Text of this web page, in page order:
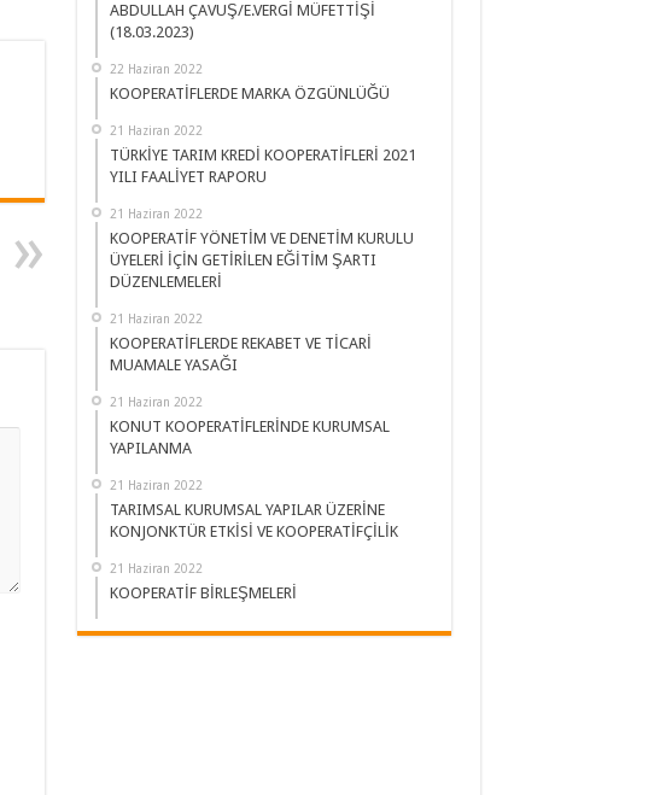
ABDULLAH ÇAVUŞ/E.VERGİ MÜFETTİŞİ
(18.03.2023)
22 Haziran 2022
KOOPERATİFLERDE MARKA ÖZGÜNLÜĞÜ
21 Haziran 2022
TÜRKİYE TARIM KREDİ KOOPERATİFLERİ 2021
YILI FAALİYET RAPORU
21 Haziran 2022
KOOPERATİF YÖNETİM VE DENETİM KURULU
ÜYELERİ İÇİN GETİRİLEN EĞİTİM ŞARTI
DÜZENLEMELERİ
21 Haziran 2022
KOOPERATİFLERDE REKABET VE TİCARİ
MUAMALE YASAĞI
21 Haziran 2022
KONUT KOOPERATİFLERİNDE KURUMSAL
YAPILANMA
21 Haziran 2022
TARIMSAL KURUMSAL YAPILAR ÜZERİNE
KONJONKTÜR ETKİSİ VE KOOPERATİFÇİLİK
21 Haziran 2022
KOOPERATİF BİRLEŞMELERİ